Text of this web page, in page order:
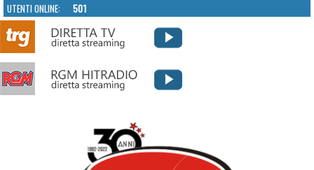
UTENTI ONLINE: 501